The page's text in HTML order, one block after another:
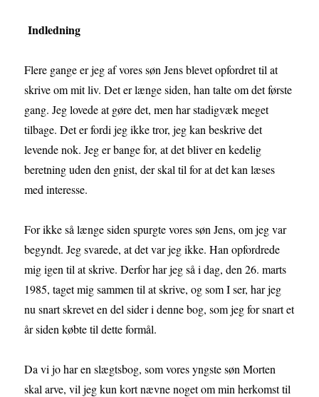
Indledning
Flere gange er jeg af vores søn Jens blevet opfordret til at
skrive om mit liv. Det er længe siden, han talte om det første
gang. Jeg lovede at gøre det, men har stadigvæk meget
tilbage. Det er fordi jeg ikke tror, jeg kan beskrive det
levende nok. Jeg er bange for, at det bliver en kedelig
beretning uden den gnist, der skal til for at det kan læses
med interesse.
For ikke så længe siden spurgte vores søn Jens, om jeg var
begyndt. Jeg svarede, at det var jeg ikke. Han opfordrede
mig igen til at skrive. Derfor har jeg så i dag, den 26. marts
1985, taget mig sammen til at skrive, og som I ser, har jeg
nu snart skrevet en del sider i denne bog, som jeg for snart et
år siden købte til dette formål.
Da vi jo har en slægtsbog, som vores yngste søn Morten
skal arve, vil jeg kun kort nævne noget om min herkomst til